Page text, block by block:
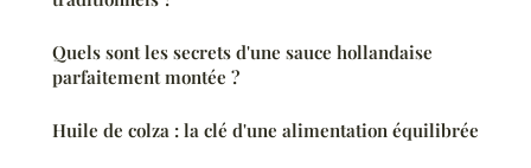
Quels sont les secrets d'une sauce hollandaise
parfaitement montée ?
Huile de colza : la clé d'une alimentation équilibrée